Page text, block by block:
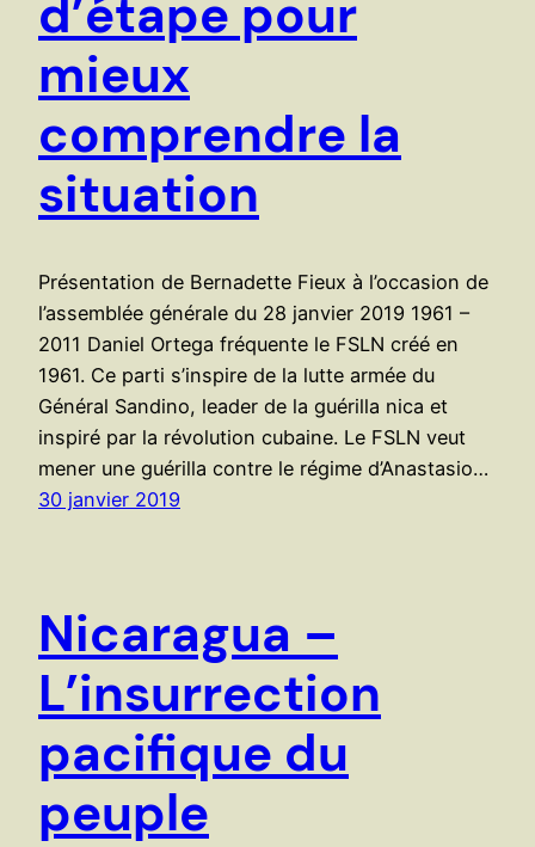
d’étape pour
mieux
comprendre la
situation
Présentation de Bernadette Fieux à l’occasion de
l’assemblée générale du 28 janvier 2019 1961 –
2011 Daniel Ortega fréquente le FSLN créé en
1961. Ce parti s’inspire de la lutte armée du
Général Sandino, leader de la guérilla nica et
inspiré par la révolution cubaine. Le FSLN veut
mener une guérilla contre le régime d’Anastasio…
30 janvier 2019
Nicaragua –
L’insurrection
pacifique du
peuple